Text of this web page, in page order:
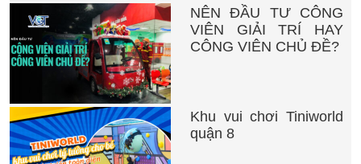
NÊN ĐẦU TƯ CÔNG
VIÊN GIẢI TRÍ HAY
CÔNG VIÊN CHỦ ĐỀ?
Khu vui chơi Tiniworld
quận 8